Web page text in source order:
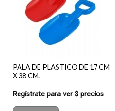
PALA DE PLASTICO DE 17 CM
X 38 CM.
Regístrate para ver $ precios